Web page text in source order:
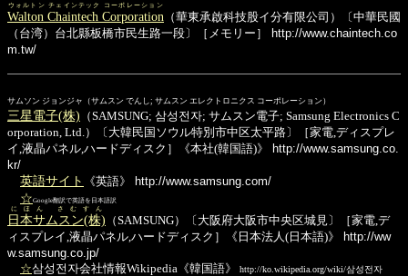
Walton Chaintech Corporation
ウォルトン チェインテック コーポレーション
（華東承啟科技股イ分有限公司）〔中華民國
（台湾）台北縣板橋市民生路一段〕［メモリー］
http://www.chaintech.co
m.tw/
サムソン ジョンジャ（サムスン でんし; サムスン エレクトロニクス コーポレーション）
三星電子(株) （SAMSUNG; 삼성전자; サムスン電子; Samsung Electronics C
orporation, Ltd.）〔大韓民国ソウル特別市中区太平路〕［家電,ディスプレ
イ,液晶パネル,ハードディスク］《本社(韓国語)》
http://www.samsung.co.
kr/
英語サイト 《英語》 http://www.samsung.com/
☆Google翻訳で英語を日本語訳
日本サムスン(株)
にほん さむすん
（SAMSUNG）〔大阪府大阪市中央区城見〕［家電,デ
ィスプレイ,液晶パネル,ハードディスク］《日本法人(日本語)》
http://ww
w.samsung.co.jp/
☆삼성전자会社情報Wikipedia《韓国語》 http://ko.wikipedia.org/wiki/삼성전자